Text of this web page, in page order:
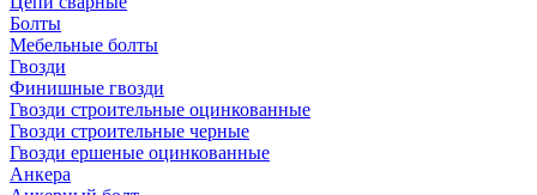
Болты
Мебельные болты
Гвозди
Финишные гвозди
Гвозди строительные оцинкованные
Гвозди строительные черные
Гвозди ершеные оцинкованные
Анкера